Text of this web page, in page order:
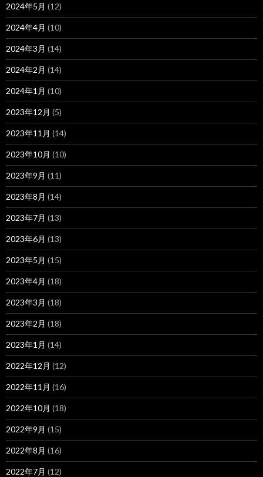
2024年5月 (12)
2024年4月 (10)
2024年3月 (14)
2024年2月 (14)
2024年1月 (10)
2023年12月 (5)
2023年11月 (14)
2023年10月 (10)
2023年9月 (11)
2023年8月 (14)
2023年7月 (13)
2023年6月 (13)
2023年5月 (15)
2023年4月 (18)
2023年3月 (18)
2023年2月 (18)
2023年1月 (14)
2022年12月 (12)
2022年11月 (16)
2022年10月 (18)
2022年9月 (15)
2022年8月 (16)
2022年7月 (12)